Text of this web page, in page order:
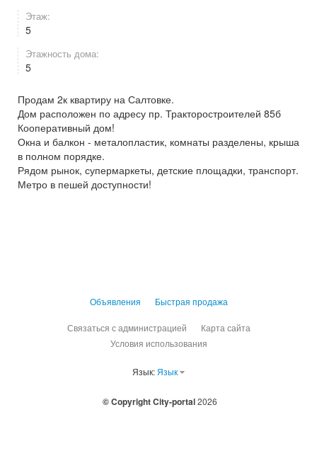
Этаж:
5
Этажность дома:
5
Продам 2к квартиру на Салтовке.
Дом расположен по адресу пр. Тракторостроителей 85б
Кооперативный дом!
Окна и балкон - металопластик, комнаты разделены, крыша
в полном порядке.
Рядом рынок, супермаркеты, детские площадки, транспорт.
Метро в пешей доступности!
Объявления Быстрая продажа
Связаться с администрацией
Карта сайта
Условия использования
Язык: Язык
© Copyright City-portal2026